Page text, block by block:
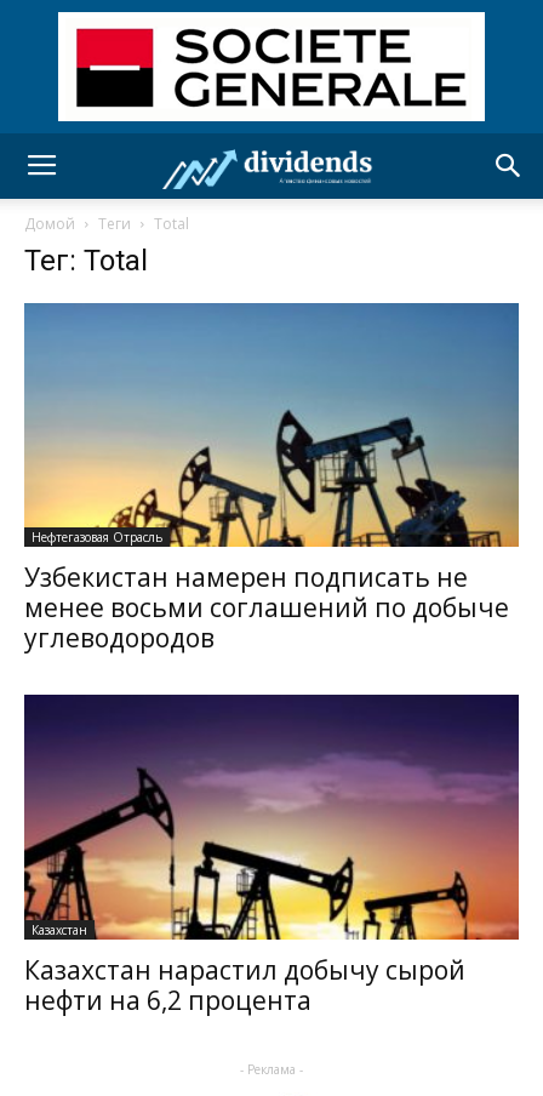
Домой Теги Total
Тег: Total
Нефтегазовая Отрасль
Узбекистан намерен подписать не
менее восьми соглашений по добыче
углеводородов
Казахстан
Казахстан нарастил добычу сырой
нефти на 6,2 процента
- Реклама -